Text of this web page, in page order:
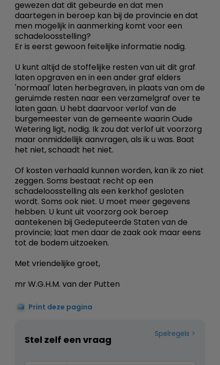
gewezen dat dit gebeurde en dat men
daartegen in beroep kan bij de provincie en dat
men mogelijk in aanmerking komt voor een
schadeloosstelling?
Er is eerst gewoon feitelijke informatie nodig.
U kunt altijd de stoffelijke resten van uit dit graf
laten opgraven en in een ander graf elders
'normaal' laten herbegraven, in plaats van om de
geruimde resten naar een verzamelgraf over te
laten gaan. U hebt daarvoor verlof van de
burgemeester van de gemeente waarin Oude
Wetering ligt, nodig. Ik zou dat verlof uit voorzorg
maar onmiddellijk aanvragen, als ik u was. Baat
het niet, schaadt het niet.
Of kosten verhaald kunnen worden, kan ik zo niet
zeggen. Soms bestaat recht op een
schadeloosstelling als een kerkhof gesloten
wordt. Soms ook niet. U moet meer gegevens
hebben. U kunt uit voorzorg ook beroep
aantekenen bij Gedeputeerde Staten van de
provincie; laat men daar de zaak ook maar eens
tot de bodem uitzoeken.
Met vriendelijke groet,
mr W.G.H.M. van der Putten
Print deze pagina
Spelregels
Stel zelf een vraag